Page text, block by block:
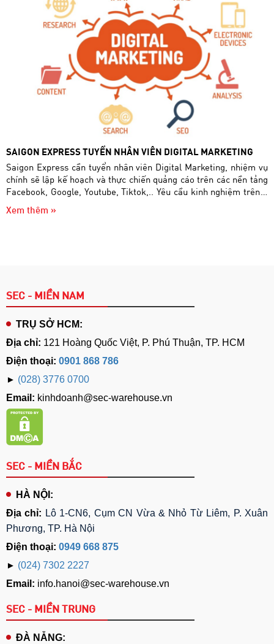
SAIGON EXPRESS TUYỂN NHÂN VIÊN DIGITAL MARKETING
Saigon Express cần tuyển nhân viên Digital Marketing, nhiệm vụ
chính sẽ lập kế hoạch và thực chiến quảng cáo trên các nền tảng
Facebook, Google, Youtube, Tiktok,.. Yêu cầu kinh nghiệm trên 1
năm
Xem thêm »
SEC - MIỀN NAM
TRỤ SỞ HCM:
Địa chỉ: 121 Hoàng Quốc Việt, P. Phú Thuận, TP. HCM
Điện thoại: 0901 868 786
► (028) 3776 0700
Email: kinhdoanh@sec-warehouse.vn
SEC - MIỀN BẮC
HÀ NỘI:
Địa chỉ: Lô 1-CN6, Cụm CN Vừa & Nhỏ Từ Liêm, P. Xuân
Phương, TP. Hà Nội
Điện thoại: 0949 668 875
► (024) 7302 2227
Email: info.hanoi@sec-warehouse.vn
SEC - MIỀN TRUNG
ĐÀ NẴNG: